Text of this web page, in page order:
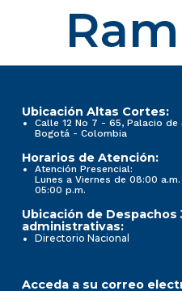
Ubicación Altas Cortes:
Calle 12 No 7 - 65, Palacio
Bogotá - Colombia
Horarios de Atención:
Atención Presencial:
Lunes a Viernes de 08:00
05:00 p.m.
Ubicación de Despachos
administrativas:
Directorio Nacional
Acceda a su correo